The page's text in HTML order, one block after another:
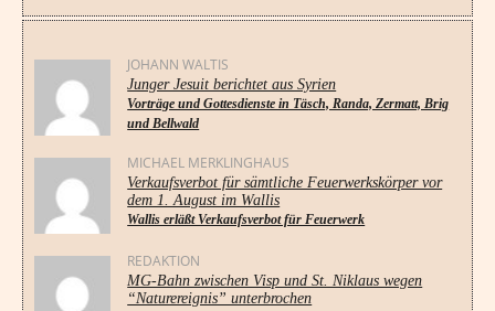
JOHANN WALTIS
Junger Jesuit berichtet aus Syrien
Vorträge und Gottesdienste in Täsch, Randa, Zermatt, Brig
und Bellwald
MICHAEL MERKLINGHAUS
Verkaufsverbot für sämtliche Feuerwerkskörper vor
dem 1. August im Wallis
Wallis erläßt Verkaufsverbot für Feuerwerk
REDAKTION
MG-Bahn zwischen Visp und St. Niklaus wegen
“Naturereignis” unterbrochen